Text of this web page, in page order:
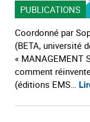
PUBLICATIONS
Coordonné par
(BETA, université
« MANAGEMENT
comment
(éditions EMS…